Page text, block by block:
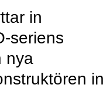
in
seriens
nya